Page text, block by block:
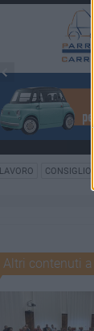
LAVORO CONSIGLIO
Altri contenuti